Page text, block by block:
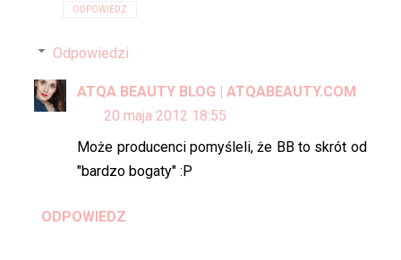
ODPOWIEDZ
Odpowiedzi
ATQA BEAUTY BLOG | ATQABEAUTY.COM
20 maja 2012 18:55
Może producenci pomyśleli, że BB to skrót od
"bardzo bogaty" :P
ODPOWIEDZ